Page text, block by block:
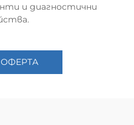
и диагностични